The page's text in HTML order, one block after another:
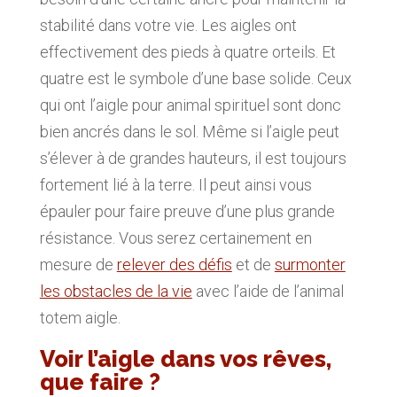
stabilité dans votre vie. Les aigles ont
effectivement des pieds à quatre orteils. Et
quatre est le symbole d’une base solide. Ceux
qui ont l’aigle pour animal spirituel sont donc
bien ancrés dans le sol. Même si l’aigle peut
s’élever à de grandes hauteurs, il est toujours
fortement lié à la terre. Il peut ainsi vous
épauler pour faire preuve d’une plus grande
résistance. Vous serez certainement en
mesure de relever des défis et de surmonter
les obstacles de la vie avec l’aide de l’animal
totem aigle.
Voir l’aigle dans vos rêves,
que faire ?